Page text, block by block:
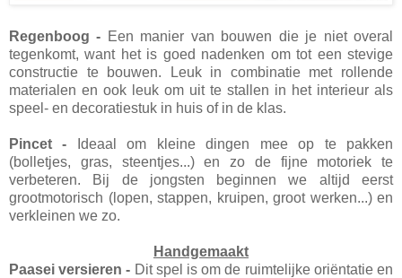
Regenboog - Een manier van bouwen die je niet overal
tegenkomt, want het is goed nadenken om tot een stevige
constructie te bouwen. Leuk in combinatie met rollende
materialen en ook leuk om uit te stallen in het interieur als
speel- en decoratiestuk in huis of in de klas.
Pincet - Ideaal om kleine dingen mee op te pakken
(bolletjes, gras, steentjes...) en zo de fijne motoriek te
verbeteren. Bij de jongsten beginnen we altijd eerst
grootmotorisch (lopen, stappen, kruipen, groot werken...) en
verkleinen we zo.
Handgemaakt
Paasei versieren - Dit spel is om de ruimtelijke oriëntatie en